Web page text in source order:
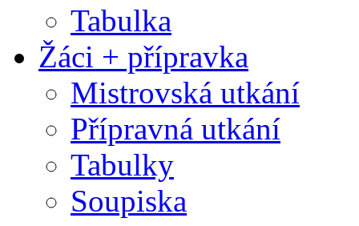
Tabulka
Žáci + přípravka
Mistrovská utkání
Přípravná utkání
Tabulky
Soupiska